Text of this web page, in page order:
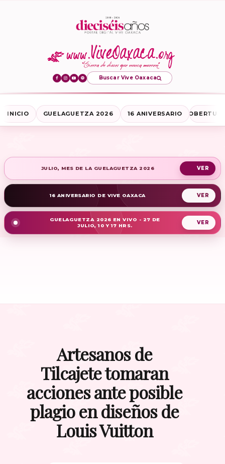
Buscar Vive Oaxaca
INICIO GUELAGUETZA 2026 16 ANIVERSARIO
JULIO, MES DE LA GUELAGUETZA 2026
16 ANIVERSARIO DE VIVE OAXACA
GUELAGUETZA 2026 EN VIVO - 27 DE
JULIO, 10 Y 17 HRS.
Artesanos de
Tilcajete tomaran
acciones ante posible
plagio en diseños de
Louis Vuitton